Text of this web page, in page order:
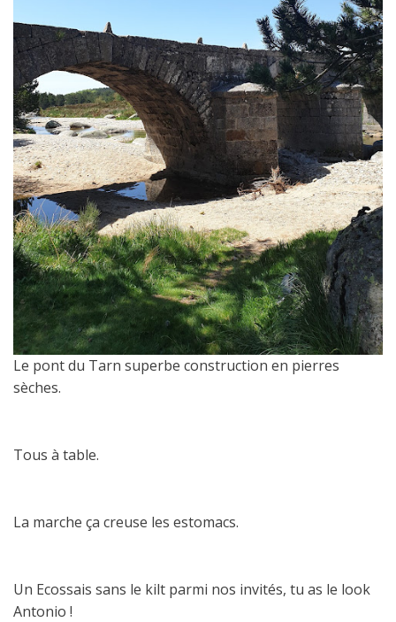
Le pont du Tarn superbe construction en pierres
sèches.
Tous à table.
La marche ça creuse les estomacs.
Un Ecossais sans le kilt parmi nos invités, tu as le look
Antonio !